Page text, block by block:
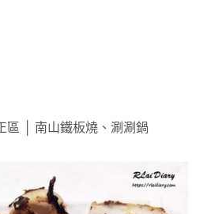
區 │ 南山鐵板燒、涮涮鍋